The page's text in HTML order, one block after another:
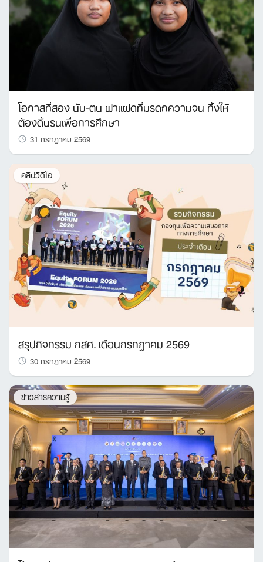
โอกาสที่สอง นับ-ตน ฝาแฝดที่มรดกความจน ทิ้งให้
ต้องดิ้นรนเพื่อการศึกษา
31 กรกฎาคม 2569
คลิปวิดีโอ
สรุปกิจกรรม กสศ. เดือนกรกฎาคม 2569
30 กรกฎาคม 2569
ข่าวสารความรู้